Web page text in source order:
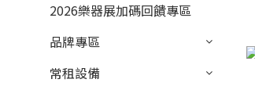
2026樂器展加碼回饋專區
品牌專區
常租設備